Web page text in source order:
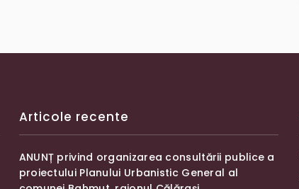
Articole recente
ANUNȚ privind organizarea consultării publice a
proiectului Planului Urbanistic General al